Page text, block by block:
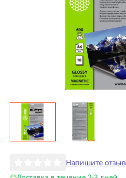
Напишите отзыв